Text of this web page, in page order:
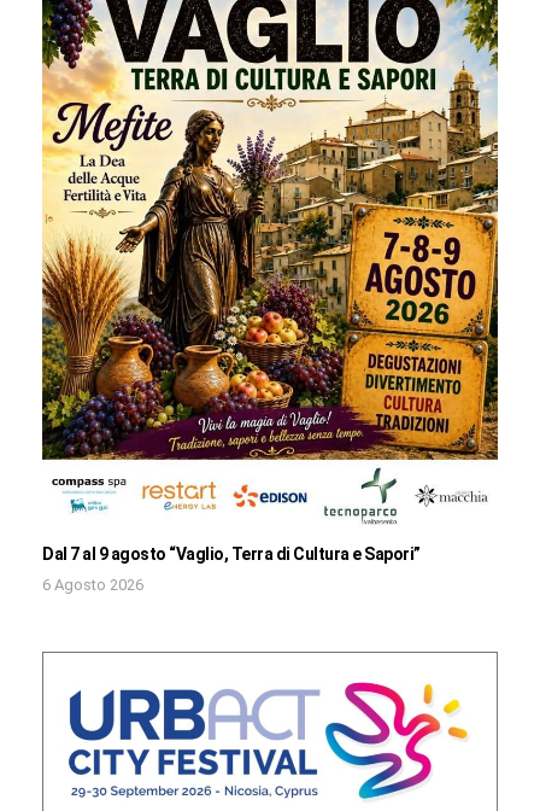
Dal 7 al 9 agosto “Vaglio, Terra di Cultura e Sapori”
6 Agosto 2026